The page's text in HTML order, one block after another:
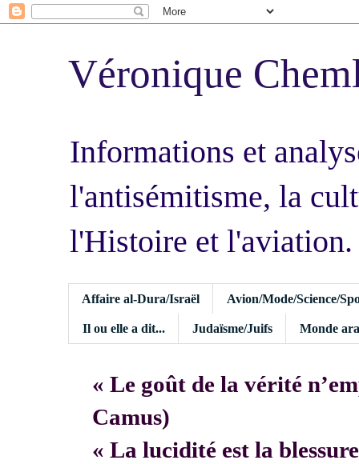
Véronique
Informations et
l'antisémitisme, la
l'Histoire et l'aviation.
Affaire al-Dura/Israël Avion/Mode/Science/
Il ou elle a dit... Judaïsme/Juifs Monde
« Le goût de la vérité
Camus)
« La lucidité est la